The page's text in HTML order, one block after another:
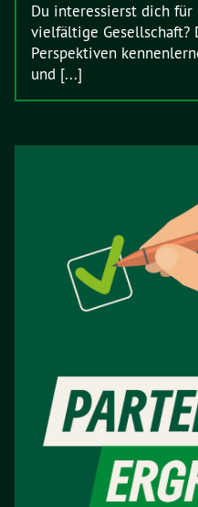
Du interessierst dich
vielfältige Gesellschaft?
Perspektiven
und [...]